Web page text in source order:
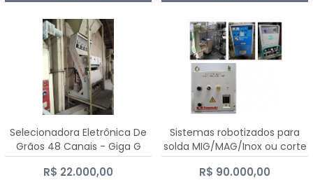
Selecionadora Eletrônica De
Grãos 48 Canais - Giga G
10000
R$ 22.000,00
Sistemas robotizados para
solda MIG/MAG/Inox ou corte
plasma
R$ 90.000,00